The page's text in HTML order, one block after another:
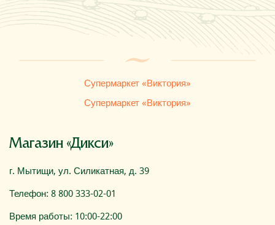
Супермаркет «Виктория»
Супермаркет «Виктория»
Магазин «Дикси»
г. Мытищи, ул. Силикатная, д. 39
Телефон: 8 800 333-02-01
Время работы: 10:00-22:00